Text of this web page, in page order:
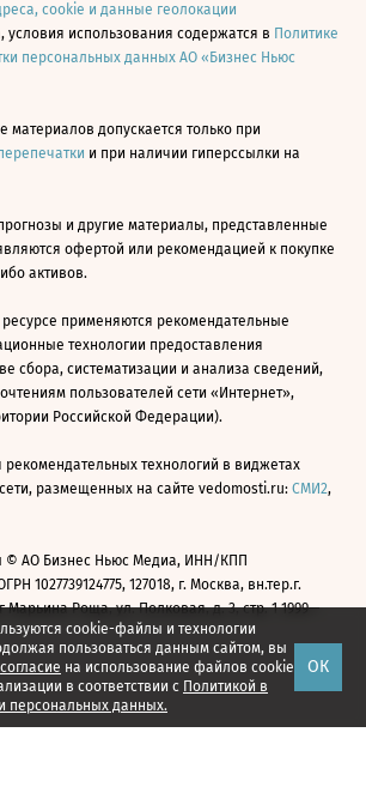
cookie-файлы и технологии
пользоваться данным сайтом, вы
согласие на использование файлов cookie
в соответствии с Политикой в
персональных данных.
ОК
cookie и данные геолокации
условия использования содержатся в Политике
персональных данных АО «Бизнес Ньюс
материалов допускается только при
и при наличии гиперссылки на
и другие материалы, представленные
офертой или рекомендацией к покупке
активов.
применяются рекомендательные
технологии предоставления
сбора, систематизации и анализа сведений,
пользователей сети «Интернет»,
Российской Федерации).
технологий в виджетах
размещенных на сайте vedomosti.ru: СМИ2,
© АО Бизнес Ньюс Медиа, ИНН/КПП
1027739124775, 127018, г. Москва, вн.тер.г.
Марьина Роща, ул. Полковая, д. 3, стр. 1 1999—